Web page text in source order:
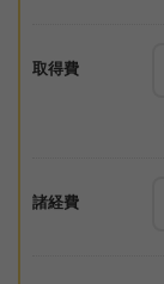
取得費
諸経費